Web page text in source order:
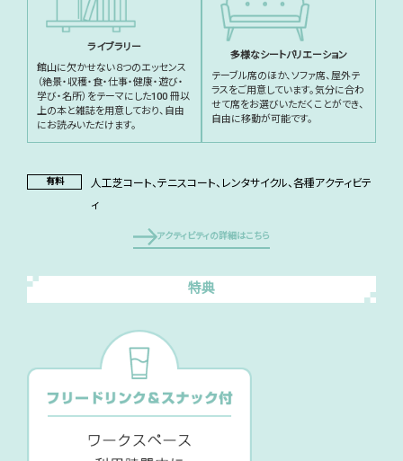
ライブラリー
館山に欠かせない８つのエッセンス
（絶景・収穫・食・仕事・健康・遊び・
学び・名所）をテーマにした100 冊以
上の本と雑誌を用意しており、自由
にお読みいただけます。
多様なシートバリエーション
テーブル席のほか、ソファ席、屋外テ
ラスをご用意しています。気分に合わ
せて席をお選びいただくことができ、
自由に移動が可能です。
有料
人工芝コート、テニスコート、レンタサイクル、各種アクティビテ
ィ
アクティビティの詳細はこちら
特典